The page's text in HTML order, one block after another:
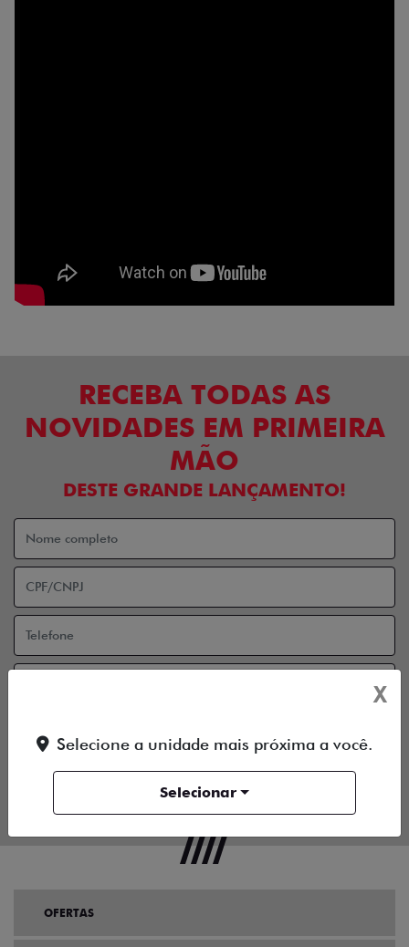
RECEBA TODAS AS
NOVIDADES EM PRIMEIRA
MÃO
DESTE GRANDE LANÇAMENTO!
Aceito receber comunicação via celular
ENTRAR EM CONTATO
OFERTAS
X
Selecione a unidade mais próxima a você.
Selecionar